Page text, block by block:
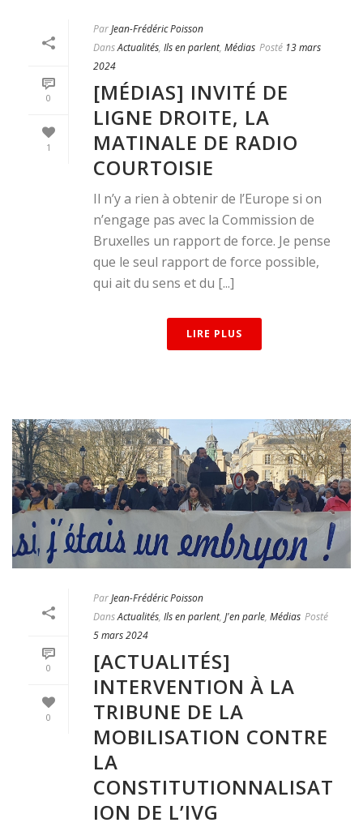
0
1
ParJean-Frédéric Poisson
DansActualités, Ils en parlent, Médias Posté 13 mars
2024
[MÉDIAS] INVITÉ DE
LIGNE DROITE, LA
MATINALE DE RADIO
COURTOISIE
Il n’y a rien à obtenir de l’Europe si on
n’engage pas avec la Commission de
Bruxelles un rapport de force. Je pense
que le seul rapport de force possible,
qui ait du sens et du [...]
LIRE PLUS
0
0
ParJean-Frédéric Poisson
DansActualités, Ils en parlent, J'en parle, Médias Posté
5 mars 2024
[ACTUALITÉS]
INTERVENTION À LA
TRIBUNE DE LA
MOBILISATION CONTRE
LA
CONSTITUTIONNALISAT
ION DE L’IVG